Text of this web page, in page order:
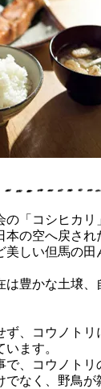
「コシヒカリ
本の空へ戻され
美しい但馬の田
は豊かな土壌、
ず、コウノトリ
ます。
で、コウノトリ
でなく、野鳥が